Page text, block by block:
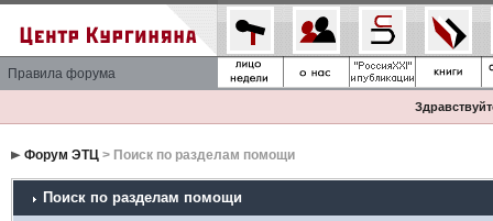
Правила форума
Форум ЭТЦ> Поиск по разделам помощи
Поиск по разделам помощи